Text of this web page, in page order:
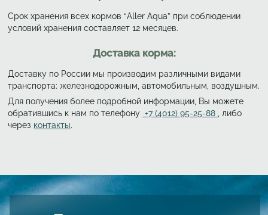
Срок хранения всех кормов “Aller Aqua” при соблюдении
условий хранения составляет 12 месяцев.
Доставка корма:
Доставку по России мы производим различными видами
транспорта: железнодорожным, автомобильным, воздушным.
Для получения более подробной информации, Вы можете
обратившись к нам по телефону +7 (4012) 95-25-88
, либо
через контакты.